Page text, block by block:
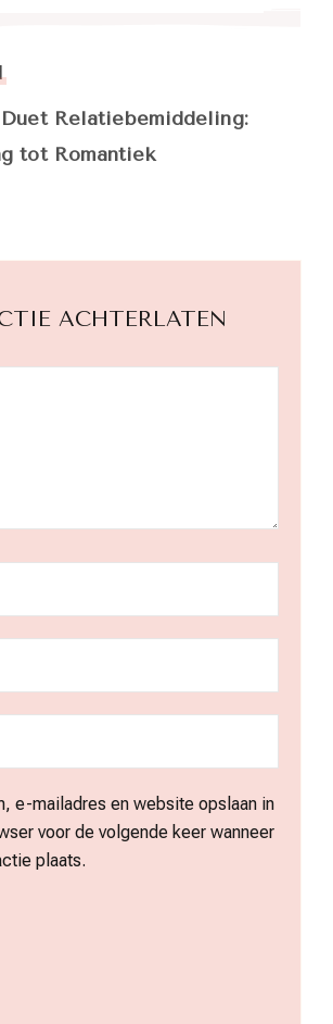
Relatiebemiddeling:
tot Romantiek
ACHTERLATEN
e-mailadres en website opslaan in
voor de volgende keer wanneer
plaats.